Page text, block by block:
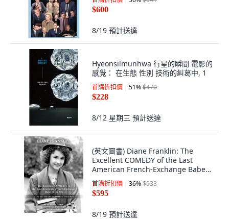
$600
8/19 預計送達
Hyeonsilmunhwa 行星的瞬間 電影的
感覺： 在生態 性別 技術的糾葛中, 1
首購折扣價 51%$470
$228
8/12 星期三 預計送達
(英文圖書) Diane Franklin: The
Excellent COMEDY of the Last
American French-Exchange Babe
of the 80s: T... 平裝版,
Independently Published, 英文
首購折扣價 36%$933
$595
8/19 預計送達